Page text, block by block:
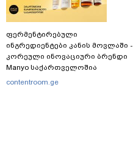
ფერმენტირებული
ინგრედიენტები კანის მოვლაში -
კორეული ინოვაციური ბრენდი
Manyo საქართველოშია
contentroom.ge